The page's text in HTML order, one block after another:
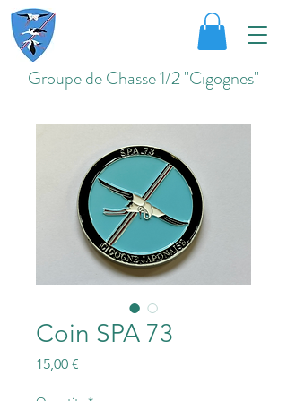
Groupe de Chasse 1/2 "Cigognes"
Coin SPA 73
15,00 €